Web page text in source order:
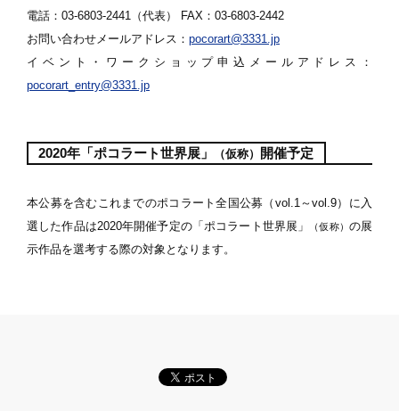
電話：03-6803-2441（代表） FAX：03-6803-2442
お問い合わせメールアドレス： pocorart@3331.jp
イベント・ワークショップ申込メールアドレス：
pocorart_entry@3331.jp
2020年「ポコラート世界展」 （仮称） 開催予定
本公募を含むこれまでのポコラート全国公募（vol.1～vol.9）に入
選した作品は2020年開催予定の「ポコラート世界展」
（仮称） の展
示作品を選考する際の対象となります。